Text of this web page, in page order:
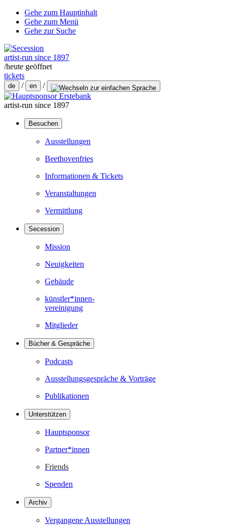
Gehe zum Hauptinhalt
Gehe zum Menü
Gehe zur Suche
artist-run since 1897
/heute geöffnet
tickets
de / en /
artist-run since 1897
Besuchen
Ausstellungen
Beethovenfries
Informationen & Tickets
Veranstaltungen
Vermittlung
Secession
Mission
Neuigkeiten
Gebäude
künstler*innen-
vereinigung
Mitglieder
Bücher & Gespräche
Podcasts
Ausstellungsgespräche & Vorträge
Publikationen
Unterstützen
Hauptsponsor
Partner*innen
Friends
Spenden
Archiv
Vergangene Ausstellungen